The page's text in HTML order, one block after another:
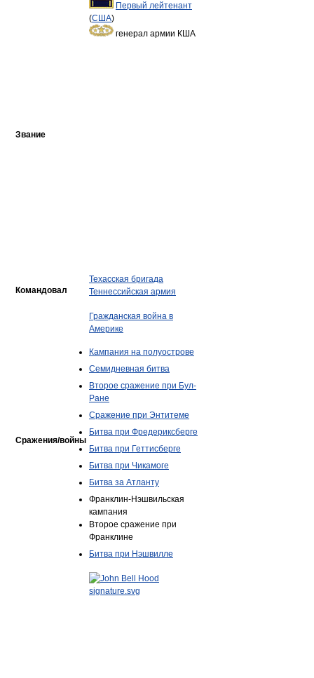
Звание
Первый лейтенант
(США)
генерал армии КША
Командовал
Техасская бригада
Теннессийская армия
Сражения/войны
Гражданская война в
Америке
Кампания на полуострове
Семидневная битва
Второе сражение при Бул-
Ране
Сражение при Энтитеме
Битва при Фредериксберге
Битва при Геттисберге
Битва при Чикамоге
Битва за Атланту
Франклин-Нэшвильская
кампания
Второе сражение при
Франклине
Битва при Нэшвилле